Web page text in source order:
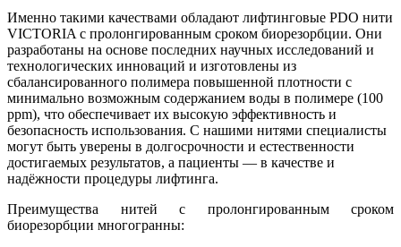
Именно такими качествами обладают лифтинговые PDO нити
VICTORIA с пролонгированным сроком биорезорбции. Они
разработаны на основе последних научных исследований и
технологических инноваций и изготовлены из
сбалансированного полимера повышенной плотности с
минимально возможным содержанием воды в полимере (100
ppm), что обеспечивает их высокую эффективность и
безопасность использования. С нашими нитями специалисты
могут быть уверены в долгосрочности и естественности
достигаемых результатов, а пациенты — в качестве и
надёжности процедуры лифтинга.
Преимущества нитей с пролонгированным сроком
биорезорбции многогранны: